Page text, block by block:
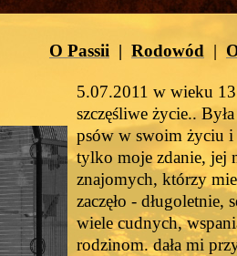
O Passii | Rodowód |
5.07.2011 w wieku 13
szczęśliwe życie..
psów w swoim życiu
tylko moje zdanie, jej
znajomych, którzy
zaczęło - długoletnie,
wiele cudnych,
rodzinom. dała mi